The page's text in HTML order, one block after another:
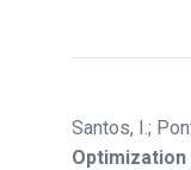
Santos, I.;